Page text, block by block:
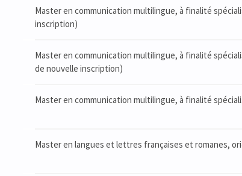
Master en communication multilingue, à finalité
inscription)
Master en communication multilingue, à finalité
de nouvelle inscription)
Master en communication multilingue, à finalité
Master en langues et lettres françaises et romanes,